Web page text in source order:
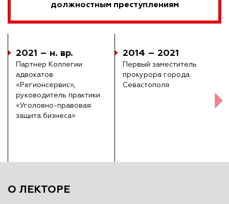
должностным преступлениям
2021 – н. вр.
Партнер Коллегии
адвокатов
«Регионсервис»,
руководитель практики
«Уголовно-правовая
защита бизнеса»
2014 – 2021
Первый заместитель
прокурора города
Севастополя
О ЛЕКТОРЕ